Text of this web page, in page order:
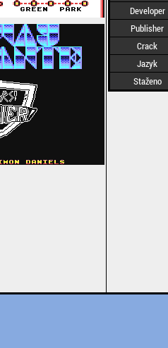
Developer
Publisher
Crack
Jazyk
Staženo